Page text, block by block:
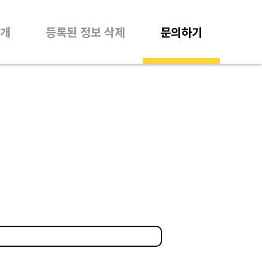
등록된 정보 삭제 문의하기